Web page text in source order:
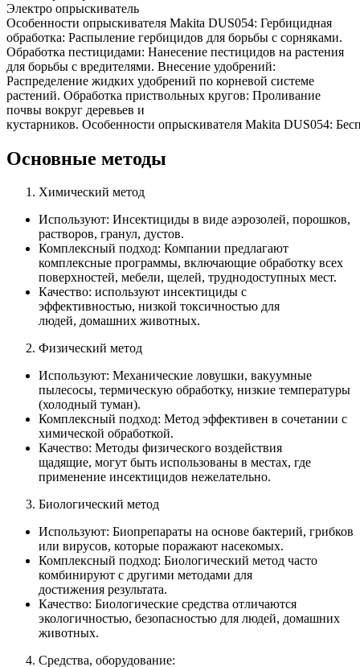
Электро опрыскиватель
Особенности опрыскивателя Makita DUS054: Гербицидная
обработка: Распыление гербицидов для борьбы с сорняками.
Обработка пестицидами: Нанесение пестицидов на растения
для борьбы с вредителями. Внесение удобрений:
Распределение жидких удобрений по корневой системе
растений. Обработка приствольных кругов: Проливание
почвы вокруг деревьев и
кустарников. Особенности опрыскивателя Makita DUS054:
Основные методы
Химический метод
Используют: Инсектициды в виде аэрозолей, порошков,
растворов, гранул, дустов.
Комплексный подход: Компании предлагают
комплексные программы, включающие обработку всех
поверхностей, мебели, щелей, труднодоступных мест.
Качество: используют инсектициды с
эффективностью, низкой токсичностью для
людей, домашних животных.
Физический метод
Используют: Механические ловушки, вакуумные
пылесосы, термическую обработку, низкие температуры
(холодный туман).
Комплексный подход: Метод эффективен в сочетании с
химической обработкой.
Качество: Методы физического воздействия
щадящие, могут быть использованы в местах, где
применение инсектицидов нежелательно.
Биологический метод
Используют: Биопрепараты на основе бактерий, грибков
или вирусов, которые поражают насекомых.
Комплексный подход: Биологический метод часто
комбинируют с другими методами для
достижения результата.
Качество: Биологические средства отличаются
экологичностью, безопасностью для людей, домашних
животных.
Средства, оборудование: